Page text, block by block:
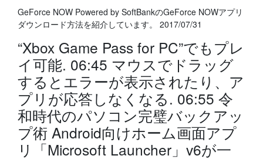
GeForce NOW Powered by SoftBankのGeForce NOWアプリ
ダウンロード方法を紹介しています。 2017/07/31
“Xbox Game Pass for PC”でもプレ
イ可能. 06:45 マウスでドラッグ
するとエラーが表示されたり、ア
プリが応答しなくなる. 06:55 令
和時代のパソコン完璧バックアッ
プ術 Android向けホーム画面アプ
リ「Microsoft Launcher」v6が一